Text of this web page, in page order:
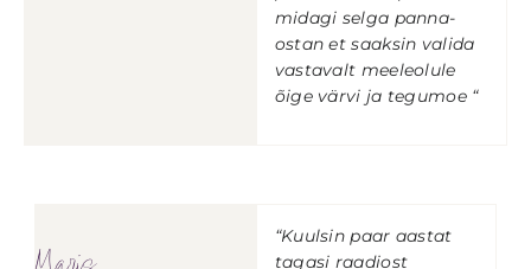
midagi selga panna-
ostan et saaksin valida
vastavalt meeleolule
õige värvi ja tegumoe “
“Kuulsin paar aastat
tagasi raadiost